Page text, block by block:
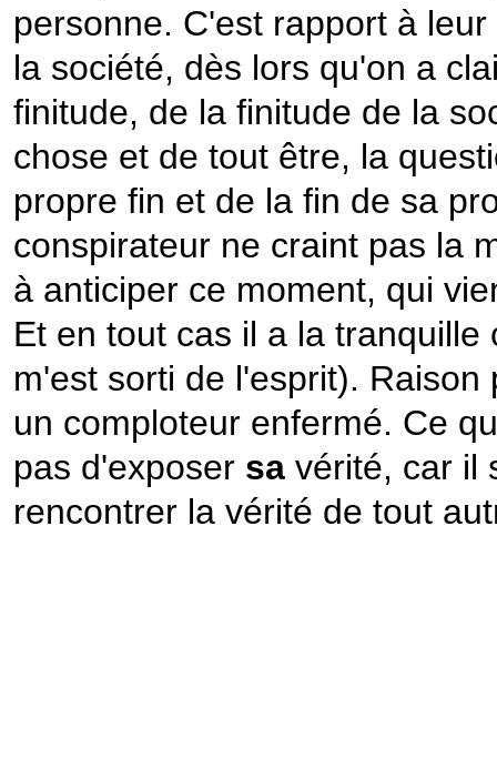
personne. C'est rapport à
la société, dès lors qu'on a
finitude, de la finitude de la
chose et de tout être, la
propre fin et de la fin de sa
conspirateur ne craint pas la
à anticiper ce moment, qui
Et en tout cas il a la
m'est sorti de l'esprit).
un comploteur enfermé. Ce
pas d'exposer sa vérité, car il
rencontrer la vérité de tout